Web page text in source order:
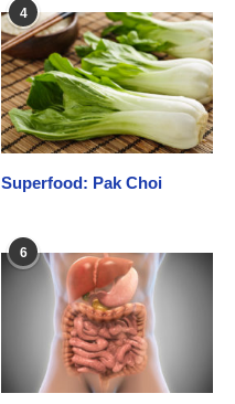
4
Superfood: Pak Choi
6